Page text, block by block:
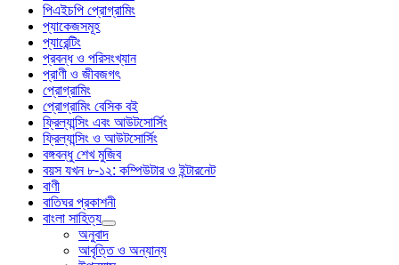
পিএইচপি প্রোগ্রামিং
প্যাকেজসমূহ
প্যারেন্টিং
প্রবন্ধ ও পরিসংখ্যান
প্রাণী ও জীবজগৎ
প্রোগ্রামিং
প্রোগ্রামিং বেসিক বই
ফ্রিল্যান্সিং এবং আউটসোর্সিং
ফ্রিল্যান্সিং ও আউটসোর্সিং
বঙ্গবন্ধু শেখ মুজিব
বয়স যখন ৮-১২: কম্পিউটার ও ইন্টারনেট
বাণী
বাতিঘর প্রকাশনী
বাংলা সাহিত্য
অনুবাদ
আবৃত্তি ও অন্যান্য